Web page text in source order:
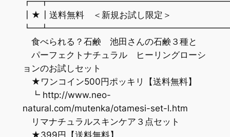
┃★┃送料無料 ＜新規お試し限定＞
食べられる？石鹸 池田さんの石鹸３種と
パーフェクトナチュラル ヒーリングローシ
ョンのお試しセット
★ワンコイン500円ポッキリ【送料無料】
┗ http://www.neo-
natural.com/mutenka/otamesi-set-l.htm
リマナチュラルスキンケア３点セット
★399円【送料無料】